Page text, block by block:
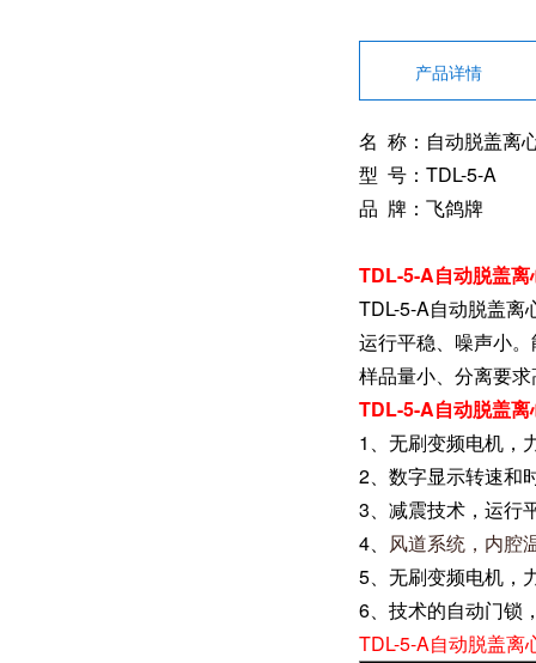
产品详情
名 称：自动脱盖离
型 号：TDL-5-A
品 牌：飞鸽牌
TDL-5-A自动脱盖
TDL-5-A自动脱盖离
运行平稳、噪声小
样品量小、分离要
TDL-5-A自动脱盖
1、无刷变频电机，
2、数字显示转速和
3、减震技术，运行
4、 风道系统，内腔
5、无刷变频电机，
6、技术的自动门锁
TDL-5-A自动脱盖离